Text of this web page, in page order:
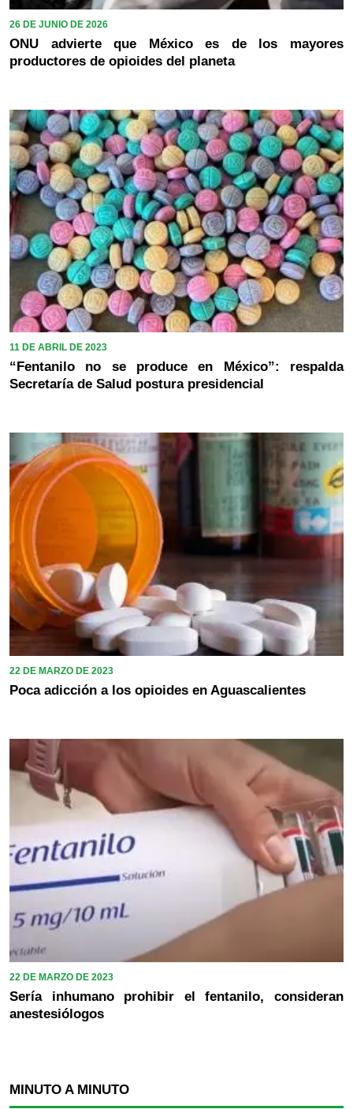
26 DE JUNIO DE 2026
ONU advierte que México es de los mayores
productores de opioides del planeta
11 DE ABRIL DE 2023
“Fentanilo no se produce en México”: respalda
Secretaría de Salud postura presidencial
22 DE MARZO DE 2023
Poca adicción a los opioides en Aguascalientes
22 DE MARZO DE 2023
Sería inhumano prohibir el fentanilo, consideran
anestesiólogos
MINUTO A MINUTO